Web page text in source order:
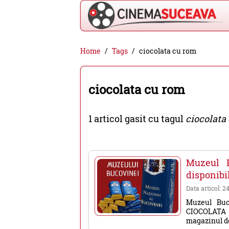
Cinema
Suceava
-
filme
cinema,
evenimente
Suceava
Home Tags ciocolata cu rom
ciocolata cu rom
1 articol gasit cu tagul ciocolata
Muzeul
Data articol:
Muzeul
magazinul